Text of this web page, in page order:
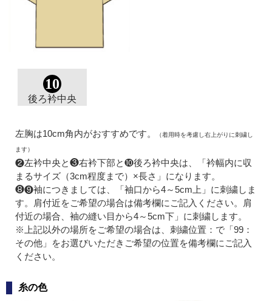
10
後ろ衿中央
左胸は10cm角内がおすすめです。 （着用時を考慮し右上がりに刺繍し
ます）
❷左衿中央と❸右衿下部と❿後ろ衿中央は、「衿幅内に収
まるサイズ（3cm程度まで）×長さ」になります。
❽❾袖につきましては、「袖口から4～5cm上」に刺繍しま
す。肩付近をご希望の場合は備考欄にご記入ください。肩
付近の場合、袖の縫い目から4～5cm下」に刺繍します。
※上記以外の場所をご希望の場合は、刺繍位置：で「99：
その他」をお選びいただきご希望の位置を備考欄にご記入
ください。
糸の色